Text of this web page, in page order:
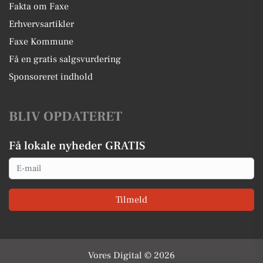
Fakta om Faxe
Erhvervsartikler
Faxe Kommune
Få en gratis salgsvurdering
Sponsoreret indhold
BLIV OPDATERET
Få lokale nyheder GRATIS
Email
Tilmeld
Vores Digital © 2026